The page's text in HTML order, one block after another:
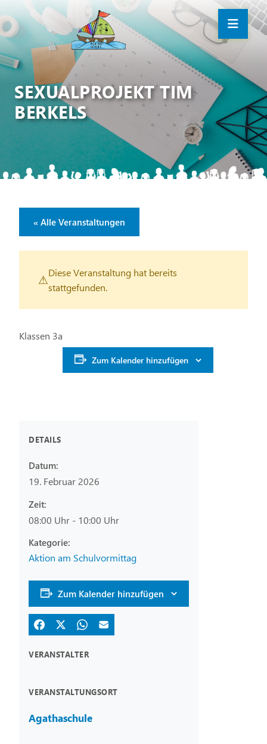
SEXUALPROJEKT TIM
BERKELS
« Alle Veranstaltungen
Diese Veranstaltung hat bereits
stattgefunden.
Klassen 3a
Zum Kalender hinzufügen
DETAILS
Datum:
19. Februar 2026
Zeit:
08:00 Uhr - 10:00 Uhr
Aktion am Schulvormittag
Zum Kalender hinzufügen
VERANSTALTER
VERANSTALTUNGSORT
Agathaschule